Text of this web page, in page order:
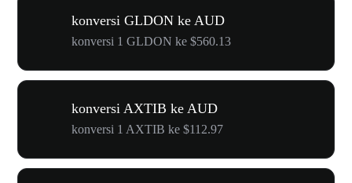
konversi GLDON ke AUD
konversi 1 GLDON ke $560.13
konversi AXTIB ke AUD
konversi 1 AXTIB ke $112.97